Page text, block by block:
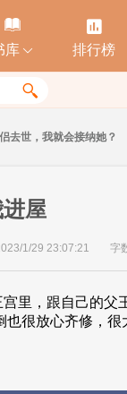

库 

排行榜

去世，我就会接纳她？
屋
1/29 23:07:21 字
里，跟自己的
放心齐修，很